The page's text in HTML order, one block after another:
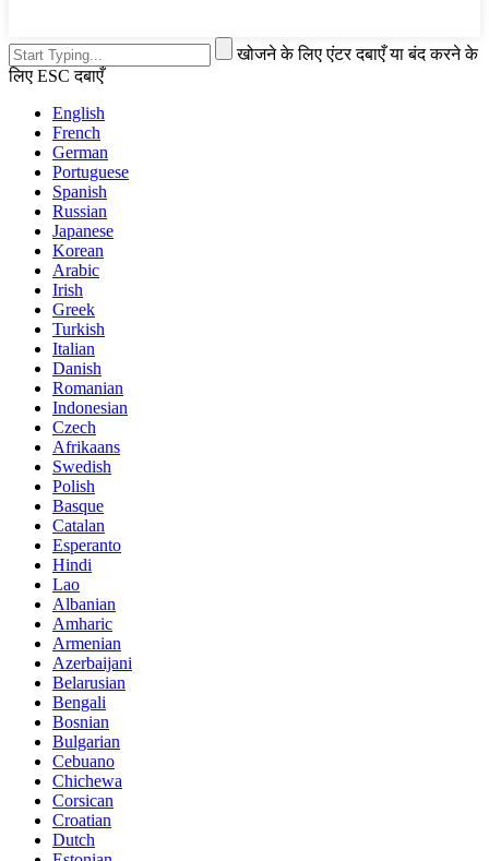
खोजने के लिए एंटर दबाएँ या बंद करने के
लिए ESC दबाएँ
English
French
German
Portuguese
Spanish
Russian
Japanese
Korean
Arabic
Irish
Greek
Turkish
Italian
Danish
Romanian
Indonesian
Czech
Afrikaans
Swedish
Polish
Basque
Catalan
Esperanto
Hindi
Lao
Albanian
Amharic
Armenian
Azerbaijani
Belarusian
Bengali
Bosnian
Bulgarian
Cebuano
Chichewa
Corsican
Croatian
Dutch